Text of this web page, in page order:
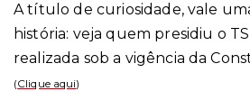
A título de curiosidade, vale
história: veja quem presidiu o
realizada sob a vigência da
(Clique aqui)